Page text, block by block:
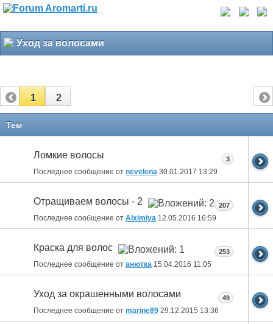
Уход за волосами
1 2
Тем
Ломкие волосы
Последнее сообщение от nevelena 30.01.2017 13:29
3
Отращиваем волосы - 2
Последнее сообщение от Alximiya 12.05.2016 16:59
207
Краска для волос
Последнее сообщение от анютка 15.04.2016 11:05
253
Уход за окрашенными волосами
Последнее сообщение от marine89 29.12.2015 13:36
49